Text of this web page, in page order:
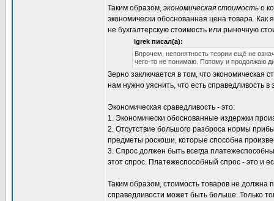
Таким образом, экономическая стоимость о
экономически обоснованная цена товара.
не бухгалтерскую стоимость или рыночную
igrek писал(а):
Впрочем, непонятность теории ещё не
чего-то не понимаю. Потому и продолжаю
Зерно заключается в том, что экономическая
нам нужно уяснить, что есть справедливость
Экономическая сраведливость - это:
1. Экономически обоснованные издержки
2. Отсутствие большого разброса нормы
предметы роскоши, которые способна
3. Спрос должен быть всегда
этот спрос. Платежеспособный спрос - это и
Таким образом, стоимость товаров не должна
справедливости может быть больше. Только